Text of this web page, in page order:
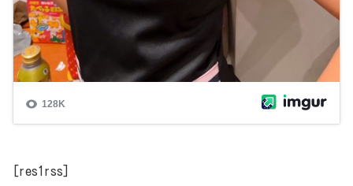
[res1rss]